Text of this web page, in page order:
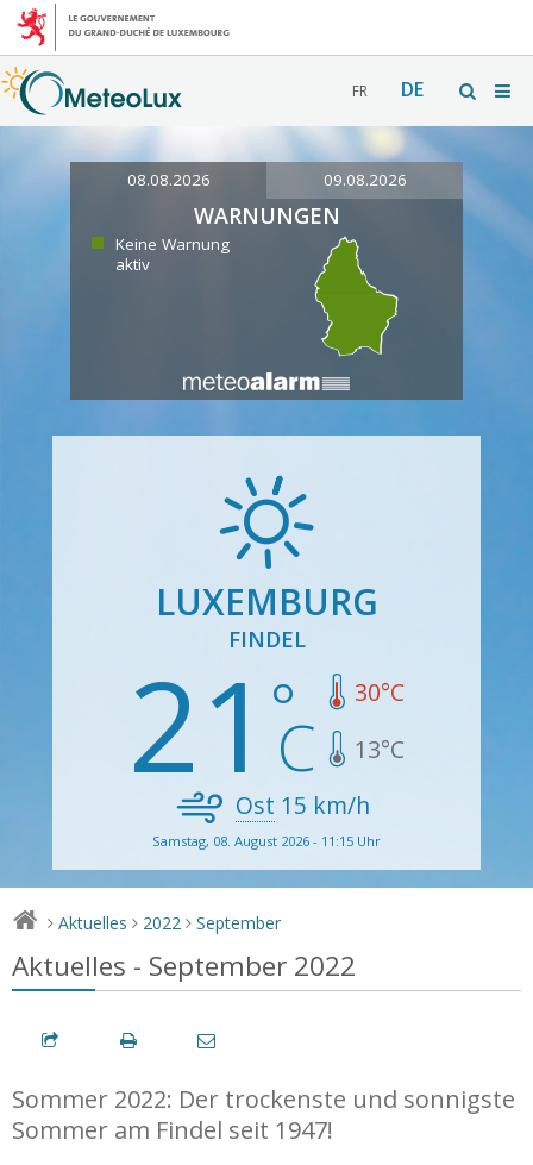
FR DE
08.08.2026 09.08.2026
WARNUNGEN
Keine Warnung
aktiv
LUXEMBURG
FINDEL
21 30°C
13°C
Ost 15 km/h
Samstag, 08. August 2026 - 11:15 Uhr
> Aktuelles > 2022 > September
Aktuelles - September 2022
Sommer 2022: Der trockenste und sonnigste
Sommer am Findel seit 1947!